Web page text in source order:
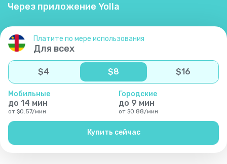
Через приложение Yolla
Платите по мере использования
Для всех
$4 $8 $16
Мобильные
до 14 мин
от $0.57/мин
Городские
до 9 мин
от $0.88/мин
Купить сейчас